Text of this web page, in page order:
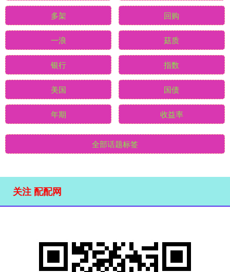
多架 回购
一浪 菇质
银行 指数
美国 国债
年期 收益率
全部话题标签
关注 配配网